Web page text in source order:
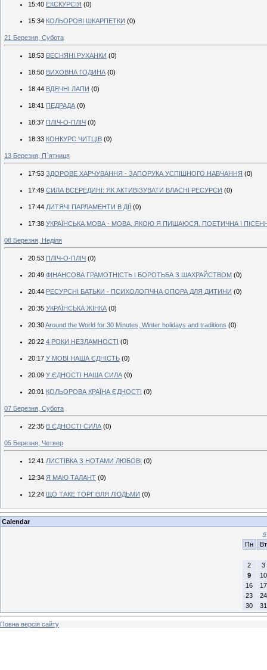
15:40 ЕКСКУРСІЯ (0)
15:34 КОЛЬОРОВІ ШКАРПЕТКИ (0)
21 Березня, Субота
18:53 ВЕСНЯНІ РУХАНКИ (0)
18:50 ВИХОВНА ГОДИНА (0)
18:44 ВДЯЧНІ ЛАПИ (0)
18:41 ПЕДРАДА (0)
18:37 ПЛІЧ-О-ПЛІЧ (0)
18:33 КОНКУРС ЧИТЦІВ (0)
13 Березня, П`ятниця
17:53 ЗДОРОВЕ ХАРЧУВАННЯ - ЗАПОРУКА УСПІШНОГО НАВЧАННЯ (0)
17:49 СИЛА ВСЕРЕДИНІ: ЯК АКТИВІЗУВАТИ ВЛАСНІ РЕСУРСИ (0)
17:44 ДИТЯЧІ ПАРЛАМЕНТИ В ДІЇ (0)
17:38 УКРАЇНСЬКА МОВА - МОВА, ЯКОЮ Я ПИШАЮСЯ. ПОЕТИЧНА І
08 Березня, Неділя
20:53 ПЛІЧ-О-ПЛІЧ (0)
20:49 ФІНАНСОВА ГРАМОТНІСТЬ І БОРОТЬБА З ШАХРАЙСТВОМ (0)
20:44 РЕСУРСНІ БАТЬКИ - ПСИХОЛОГІЧНА ОПОРА ДЛЯ ДИТИНИ (0)
20:35 УКРАЇНСЬКА ЖІНКА (0)
20:30Around the World for 30 Minutes, Winter holidays and traditions (0)
20:22 4 РОКИ НЕЗЛАМНОСТІ (0)
20:17 У МОВІ НАША ЄДНІСТЬ (0)
20:09 У ЄДНОСТІ НАША СИЛА (0)
20:01 КОЛЬОРОВА КРАЇНА ЄДНОСТІ (0)
07 Березня, Субота
22:35 В ЄДНОСТІ СИЛА (0)
05 Березня, Четвер
12:41 ЛИСТІВКА З НОТАМИ ЛЮБОВІ (0)
12:34 Я МАЮ ТАЛАНТ (0)
12:24 ЩО ТАКЕ ТОРГІВЛЯ ЛЮДЬМИ (0)
Calendar
«
Пн
Вт
2
3
9
10
16
17
23
24
30
31
Повна версія сайту